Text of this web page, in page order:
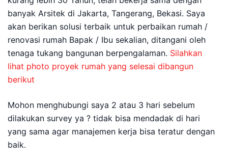
banyak Arsitek di Jakarta, Tangerang, Bekasi. Saya
akan berikan solusi terbaik untuk perbaikan rumah /
renovasi rumah Bapak / Ibu sekalian, ditangani oleh
tenaga tukang bangunan berpengalaman. Silahkan
lihat photo proyek rumah yang selesai dibangun
berikut
Mohon menghubungi saya 2 atau 3 hari sebelum
dilakukan survey ya ? tidak bisa mendadak di hari
yang sama agar manajemen kerja bisa teratur dengan
baik.